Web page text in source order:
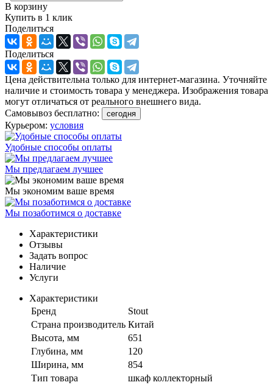
В корзину
Купить в 1 клик
Поделиться
Поделиться
Цена действительна только для интернет-магазина. Уточняйте
наличие и стоимость товара у менеджера. Изображения товара
могут отличаться от реального внешнего вида.
Самовывоз бесплатно:
сегодня
Курьером: условия
Удобные способы оплаты
Мы предлагаем лучшее
Мы экономим ваше время
Мы позаботимся о доставке
Характеристики
Отзывы
Задать вопрос
Наличие
Услуги
Характеристики
Бренд
Stout
Страна производитель Китай
Высота, мм
651
Глубина, мм
120
Ширина, мм
854
Тип товара
шкаф коллекторный